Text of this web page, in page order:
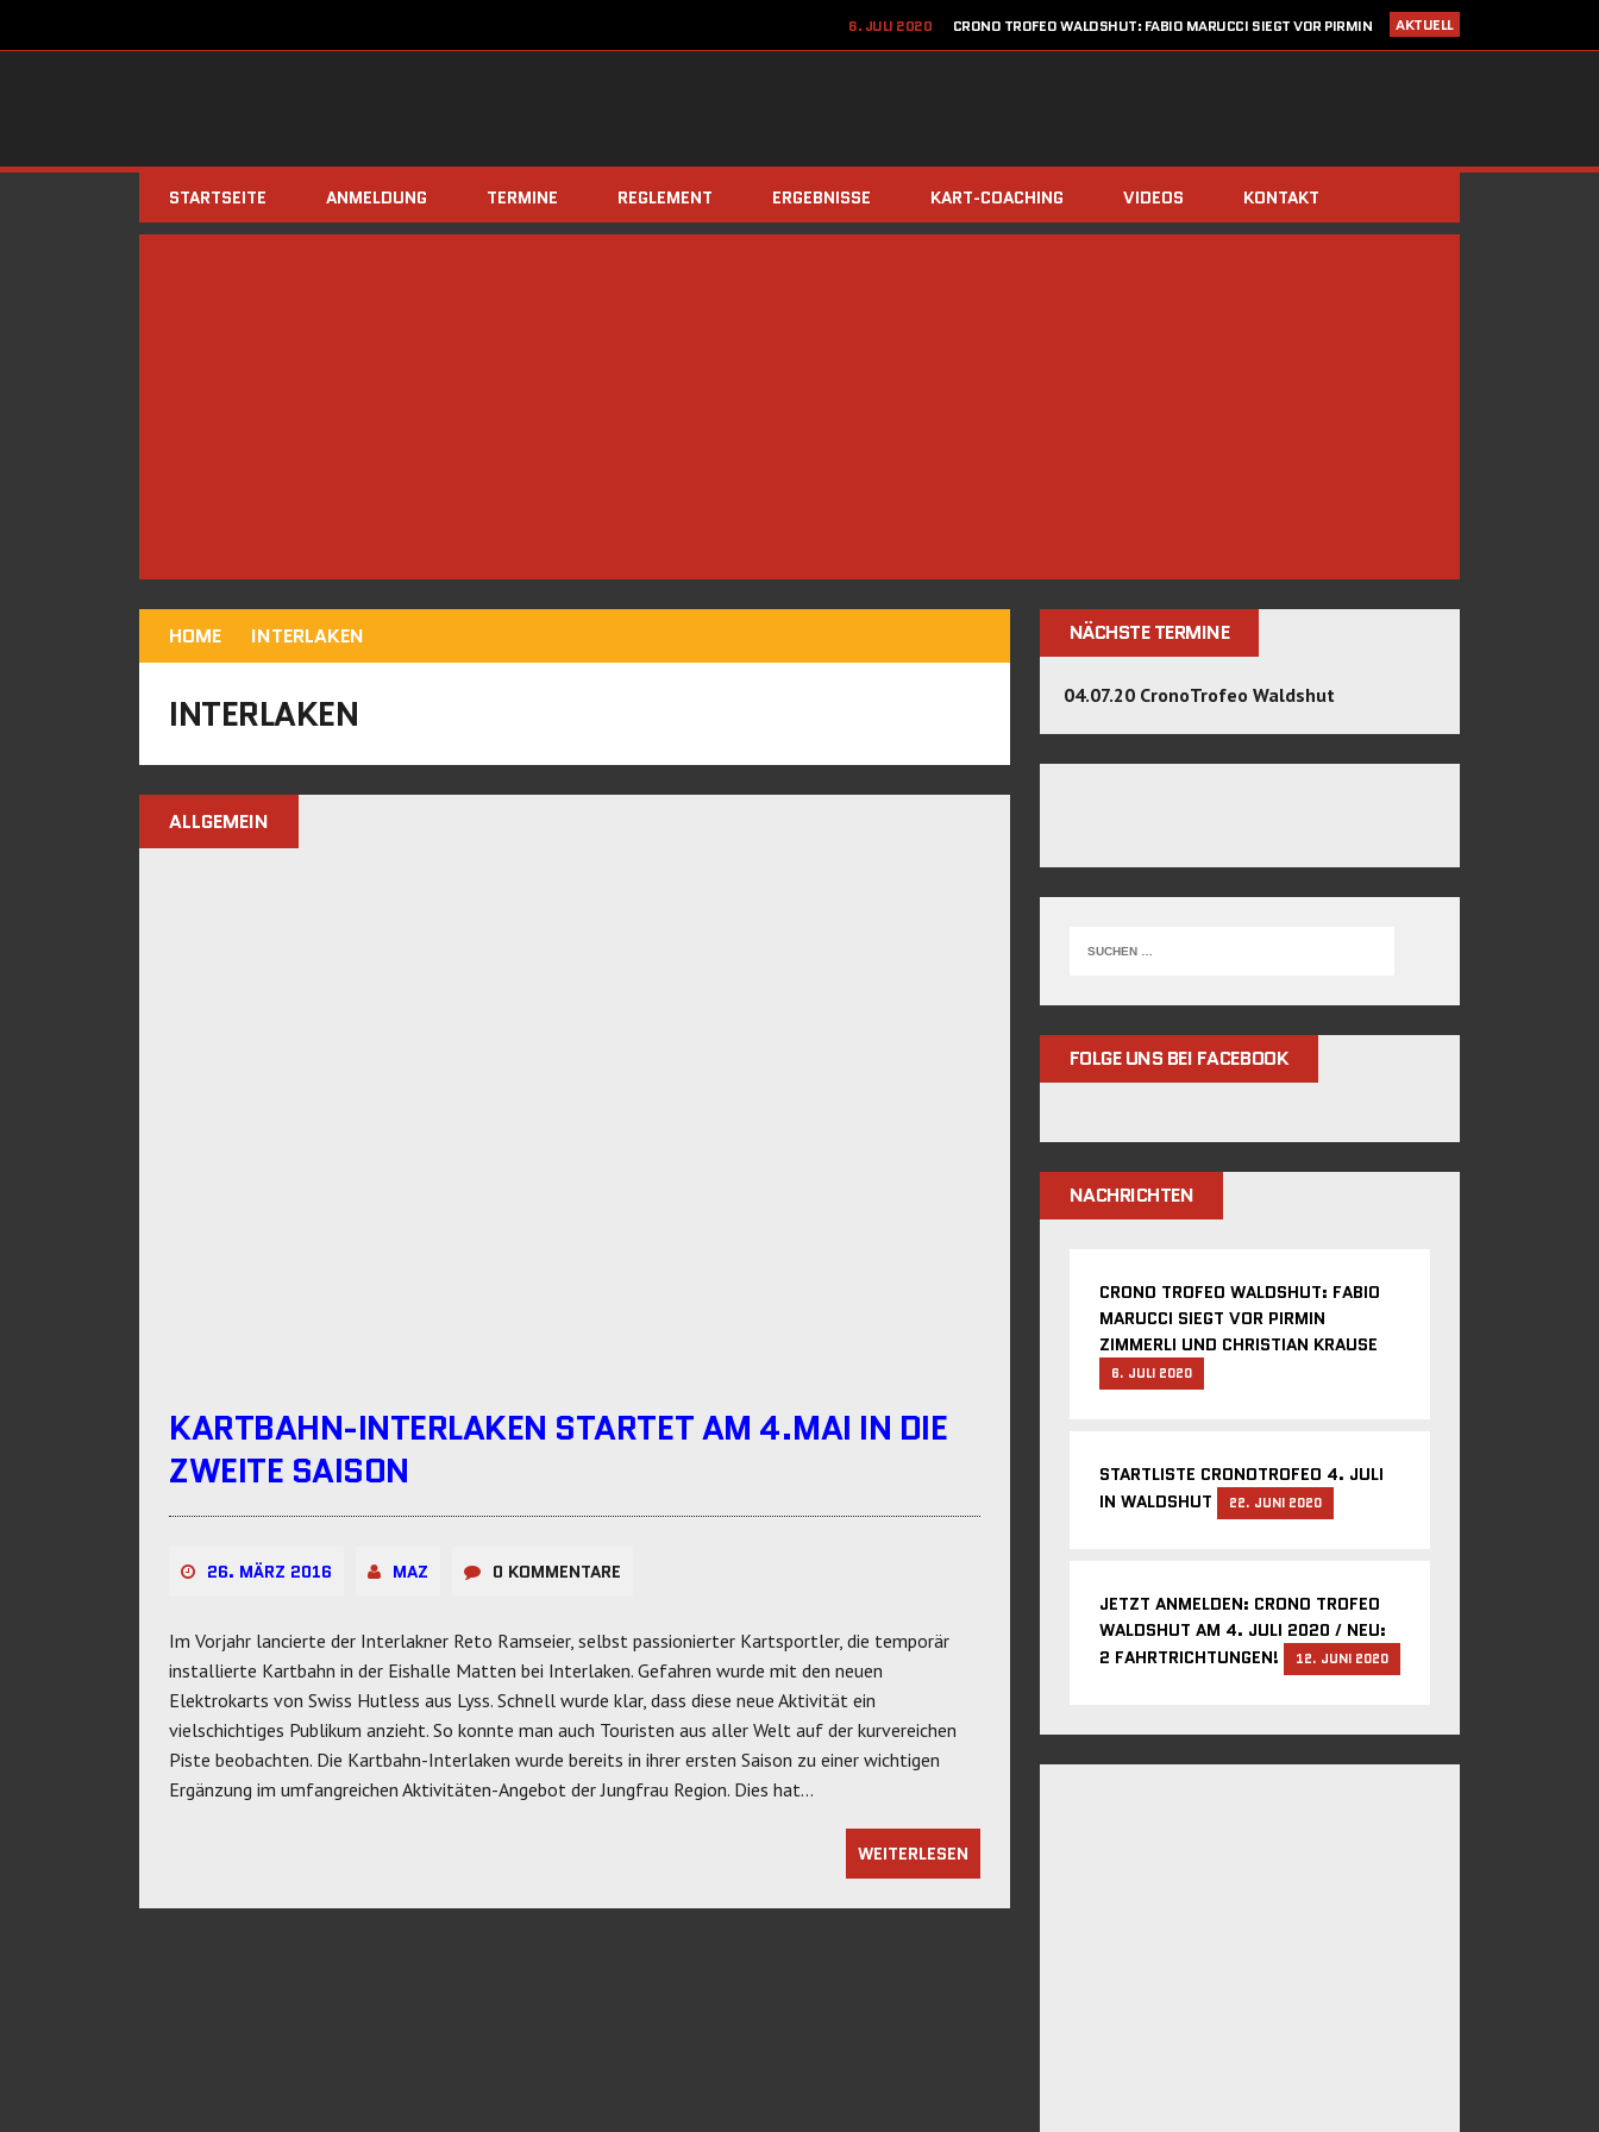
AKTUELL
6. JULI 2020
CRONO TROFEO WALDSHUT: FABIO MARUCCI SIEGT VOR PIRMIN
8. DEZEMBER 2019
TEAM ZIMMERBERG (ZIMMERLI/BERGER) UND DOMINIK STÖCKS DIE
BIATHLON-CHAMPIONS 2019
STARTSEITE ANMELDUNG TERMINE REGLEMENT ERGEBNISSE KART-COACHING VIDEOS KONTAKT
HOME INTERLAKEN
INTERLAKEN
ALLGEMEIN
KARTBAHN-INTERLAKEN STARTET AM 4.MAI IN DIE
ZWEITE SAISON
26. MÄRZ 2016 MAZ 0 KOMMENTARE
Im Vorjahr lancierte der Interlakner Reto Ramseier, selbst passionierter Kartsportler, die temporär
installierte Kartbahn in der Eishalle Matten bei Interlaken. Gefahren wurde mit den neuen
Elektrokarts von Swiss Hutless aus Lyss. Schnell wurde klar, dass diese neue Aktivität ein
vielschichtiges Publikum anzieht. So konnte man auch Touristen aus aller Welt auf der kurvereichen
Piste beobachten. Die Kartbahn-Interlaken wurde bereits in ihrer ersten Saison zu einer wichtigen
Ergänzung im umfangreichen Aktivitäten-Angebot der Jungfrau Region. Dies hat…
WEITERLESEN
NÄCHSTE TERMINE
04.07.20 CronoTrofeo Waldshut
FOLGE UNS BEI FACEBOOK
NACHRICHTEN
CRONO TROFEO WALDSHUT: FABIO
MARUCCI SIEGT VOR PIRMIN
ZIMMERLI UND CHRISTIAN KRAUSE
6. JULI 2020
STARTLISTE CRONOTROFEO 4. JULI
IN WALDSHUT
22. JUNI 2020
JETZT ANMELDEN: CRONO TROFEO
WALDSHUT AM 4. JULI 2020 / NEU:
2 FAHRTRICHTUNGEN!
12. JUNI 2020